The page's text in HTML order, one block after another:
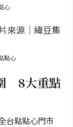
心
點心
8大重點
台點點心門市